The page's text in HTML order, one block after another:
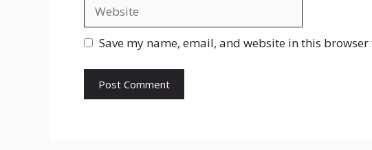
Save my name, email, and website in this